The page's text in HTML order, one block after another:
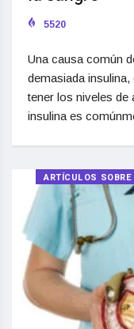
5520
Una causa común
demasiada
tener los niveles de
insulina es
ARTÍCULOS